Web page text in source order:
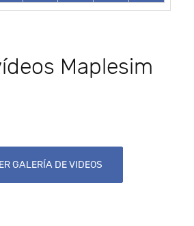
Maplesim
GALERÍA DE VIDEOS